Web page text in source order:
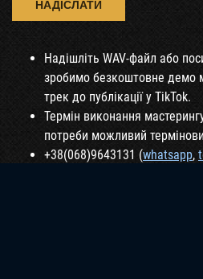
Надішліть WAV-файл або
зробимо безкоштовне демо
трек до публікації у TikTok.
Термін виконання
потреби можливий
+38(068)9643131 (whatsapp,